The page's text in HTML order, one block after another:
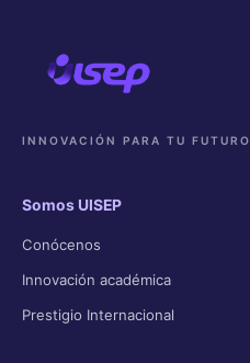
INNOVACIÓN PARA TU FUTURO
Somos UISEP
Conócenos
Innovación académica
Prestigio Internacional